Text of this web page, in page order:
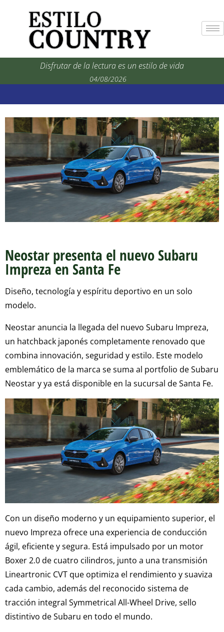
Disfrutar de la lectura es un estilo de vida
04/08/2026
Neostar presenta el nuevo Subaru
Impreza en Santa Fe
Diseño, tecnología y espíritu deportivo en un solo
modelo.
Neostar anuncia la llegada del nuevo Subaru Impreza,
un hatchback japonés completamente renovado que
combina innovación, seguridad y estilo. Este modelo
emblemático de la marca se suma al portfolio de Subaru
Neostar y ya está disponible en la sucursal de Santa Fe.
Con un diseño moderno y un equipamiento superior, el
nuevo Impreza ofrece una experiencia de conducción
ágil, eficiente y segura. Está impulsado por un motor
Boxer 2.0 de cuatro cilindros, junto a una transmisión
Lineartronic CVT que optimiza el rendimiento y suaviza
cada cambio, además del reconocido sistema de
tracción integral Symmetrical All-Wheel Drive, sello
distintivo de Subaru en todo el mundo.